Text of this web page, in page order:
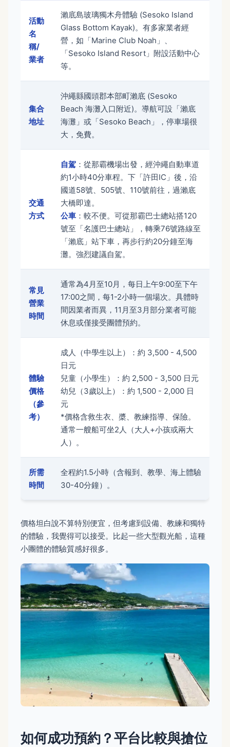
活動
名
稱/
業者
瀨底島玻璃獨木舟體驗 (Sesoko Island
Glass Bottom Kayak)。有多家業者經
營，如「Marine Club Noah」、
「Sesoko Island Resort」附設活動中心
等。
集合
地址
沖繩縣國頭郡本部町瀨底 (Sesoko
Beach 海灘入口附近)。導航可設「瀨底
海灘」或「Sesoko Beach」，停車場很
大，免費。
交通
方式
自駕 ：從那霸機場出發，經沖繩自動車道
約1小時40分車程。下「許田IC」後，沿
國道58號、505號、110號前往，過瀨底
大橋即達。
公車 ：較不便。可從那霸巴士總站搭120
號至「名護巴士總站」，轉乘76號路線至
「瀨底」站下車，再步行約20分鐘至海
灘。強烈建議自駕。
常見
營業
時間
通常為4月至10月，每日上午9:00至下午
17:00之間，每1-2小時一個場次。具體時
間因業者而異，11月至3月部分業者可能
休息或僅接受團體預約。
體驗
價格
（參
考）
成人（中學生以上）：約 3,500 - 4,500
日元
兒童（小學生）：約 2,500 - 3,500 日元
幼兒（3歲以上）：約 1,500 - 2,000 日
元
*價格含救生衣、槳、教練指導、保險。
通常一艘船可坐2人（大人+小孩或兩大
人）。
所需
時間
全程約1.5小時（含報到、教學、海上體驗
30-40分鐘）。
價格坦白說不算特別便宜，但考慮到設備、教練和獨特
的體驗，我覺得可以接受。比起一些大型觀光船，這種
小團體的體驗質感好很多。
如何成功預約？平台比較與搶位